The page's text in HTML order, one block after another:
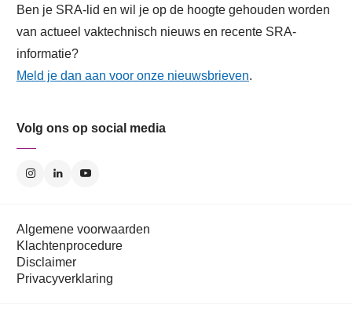
Ben je SRA-lid en wil je op de hoogte gehouden worden
van actueel vaktechnisch nieuws en recente SRA-
informatie?
Meld je dan aan voor onze nieuwsbrieven.
Volg ons op social media
Algemene voorwaarden
Klachtenprocedure
Disclaimer
Privacyverklaring